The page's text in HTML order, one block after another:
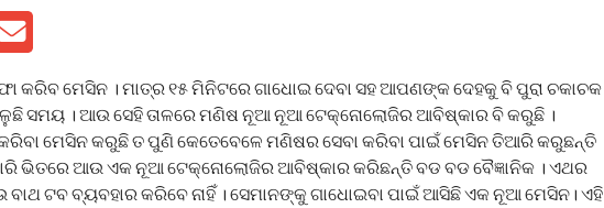
କରିବ ମେସିନ । ମାତ୍ର ୧୫ ମିନିଟରେ ଗାଧୋଇ ଦେବା ସହ ଆପଣଙ୍କ ଦେହକୁ ବି ପୁରା ଚକାଚକ
ସମୟ । ଆଉ ସେହି ତାଳରେ ମଣିଷ ନୂଆ ନୂଆ ଟେକ୍ନୋଲୋଜିର ଆବିଷ୍କାର ବି କରୁଛି ।
ମେସିନ କରୁଛି ତ ପୁଣି କେତେବେଳେ ମଣିଷର ସେବା କରିବା ପାଇଁ ମେସିନ ତିଆରି କରୁଛନ୍ତି
ଭିତରେ ଆଉ ଏକ ନୂଆ ଟେକ୍ନୋଲୋଜିର ଆବିଷ୍କାର କରିଛନ୍ତି ବଡ ବଡ ବୈଜ୍ଞାନିକ । ଏଥର
ଟବ ବ୍ୟବହାର କରିବେ ନାହିଁ । ସେମାନଙ୍କୁ ଗାଧୋଇବା ପାଇଁ ଆସିଛି ଏକ ନୂଆ ମେସିନ। ଏହି